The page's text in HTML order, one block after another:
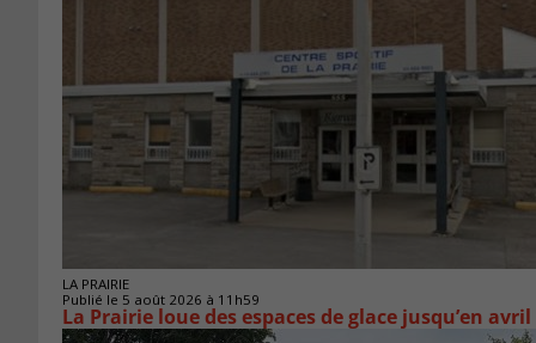
LA PRAIRIE
Publié le 5 août 2026 à 11h59
La Prairie loue des espaces de glace jusqu’en avril